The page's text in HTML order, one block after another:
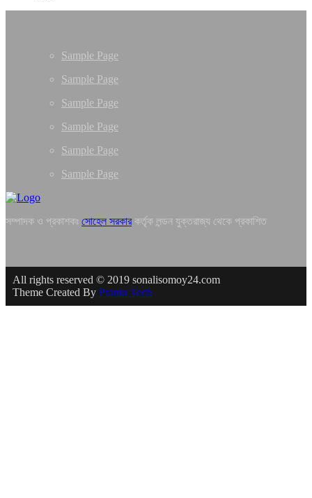
Sample Page
Sample Page
Sample Page
Sample Page
Sample Page
Sample Page
সম্পাদক ও প্রকাশকঃ সোহেল সরকারকর্তৃক লন্ডন যুক্তরাজ্য থেকে প্রকাশিত
All rights reserved © 2019 sonalisomoy24.com
Theme Created By Pranto Tech